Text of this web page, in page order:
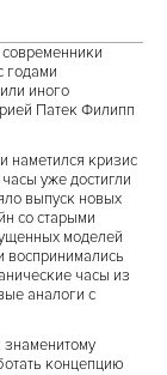
годами
иного
Патек Филипп
наметился кризис
уже достигли
выпуск новых
со старыми
моделей
часы из
аналоги с
знаменитому
концепцию